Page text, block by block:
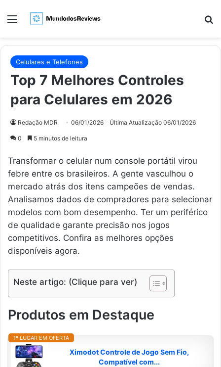
Menu
Celulares e Telefones
Top 7 Melhores Controles
para Celulares em 2026
Redação MDR 06/01/2026 Última Atualização 06/01/2026
0 5 minutos de leitura
Transformar o celular num console portátil virou
febre entre os brasileiros. A gente vasculhou o
mercado atrás dos itens campeões de vendas.
Analisamos dados de compradores para selecionar
modelos com bom desempenho. Ter um periférico
de qualidade garante precisão nos jogos
competitivos. Confira as melhores opções
disponíveis agora.
Neste artigo: (Clique para ver)
Produtos em Destaque
1º LUGAR EM OFERTA
Ximodot Controle de Jogo Sem Fio,
Compatível com...